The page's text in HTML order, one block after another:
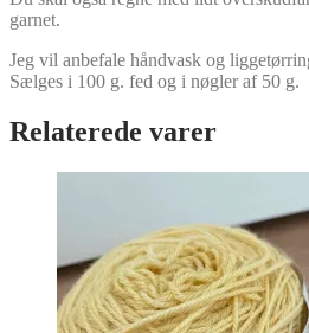
garnet.
Jeg vil anbefale håndvask og
Sælges i 100 g. fed og i nøgler af 50 g.
Relaterede varer